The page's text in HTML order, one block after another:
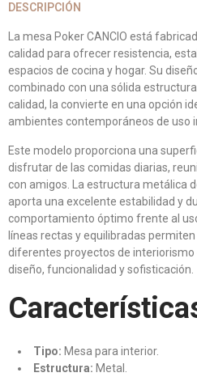
DESCRIPCIÓN
La mesa Poker CANCIO está
calidad para ofrecer resistencia,
espacios de cocina y hogar. Su
combinado con una sólida
calidad, la convierte en una opción
ambientes contemporáneos de uso
Este modelo proporciona una
disfrutar de las comidas diarias,
con amigos. La estructura metálica
aporta una excelente estabilidad y
comportamiento óptimo frente al
líneas rectas y equilibradas
diferentes proyectos de
diseño, funcionalidad y sofisticación.
Tipo: Mesa para interior.
Estructura: Metal.